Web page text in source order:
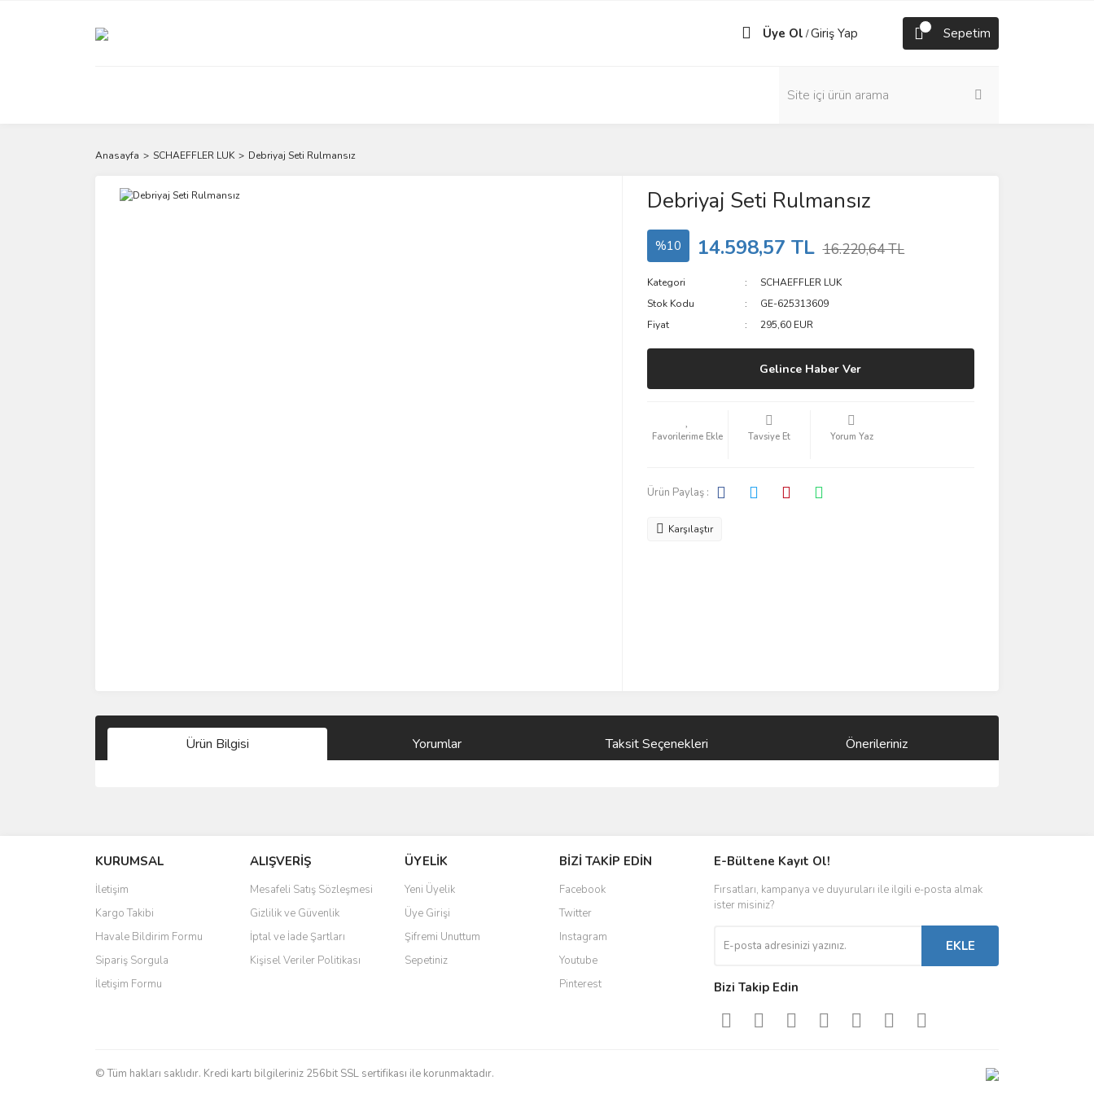
Üye Ol /Giriş Yap Sepetim
Anasayfa SCHAEFFLER LUK Debriyaj Seti Rulmansız
Debriyaj Seti Rulmansız
%10 14.598,57 TL 16.220,64 TL
Kategori
SCHAEFFLER LUK
Stok Kodu
GE-625313609
Fiyat
295,60 EUR
Gelince Haber Ver
Tavsiye Et Yorum Yaz
Ürün Paylaş :
Karşılaştır
Ürün Bilgisi Yorumlar Taksit Seçenekleri Önerileriniz
Ürün resmi kalitesiz, bozuk veya görüntülenemiyor.
Ürün açıklamasında eksik bilgiler bulunuyor.
Ürün bilgilerinde hatalar bulunuyor.
Ürün fiyatı diğer sitelerden daha pahalı.
Bu ürüne benzer farklı alternatifler olmalı.
KURUMSAL
İletişim
Kargo Takibi
Havale Bildirim Formu
Sipariş Sorgula
İletişim Formu
ALIŞVERİŞ
Mesafeli Satış Sözleşmesi
Gizlilik ve Güvenlik
İptal ve İade Şartları
Kişisel Veriler Politikası
ÜYELİK
Yeni Üyelik
Üye Girişi
Şifremi Unuttum
Sepetiniz
BİZİ TAKİP EDİN
Facebook
Twitter
Instagram
Youtube
Pinterest
E-Bültene Kayıt Ol!
Fırsatları, kampanya ve duyuruları ile ilgili e-posta almak
ister misiniz?
EKLE
Bizi Takip Edin
© Tüm hakları saklıdır. Kredi kartı bilgileriniz 256bit SSL sertifikası ile korunmaktadır.